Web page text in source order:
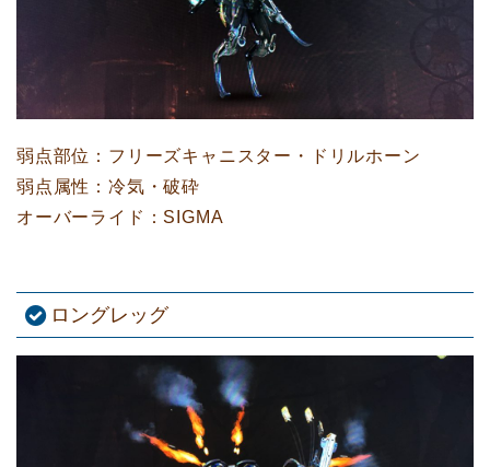
弱点部位：フリーズキャニスター・ドリルホーン
弱点属性：冷気・破砕
オーバーライド：SIGMA
ロングレッグ